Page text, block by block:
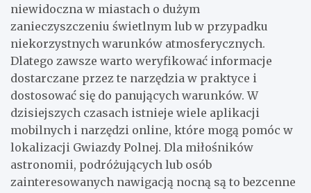
niewidoczna w miastach o dużym
zanieczyszczeniu świetlnym lub w przypadku
niekorzystnych warunków atmosferycznych.
Dlatego zawsze warto weryfikować informacje
dostarczane przez te narzędzia w praktyce i
dostosować się do panujących warunków. W
dzisiejszych czasach istnieje wiele aplikacji
mobilnych i narzędzi online, które mogą pomóc w
lokalizacji Gwiazdy Polnej. Dla miłośników
astronomii, podróżujących lub osób
zainteresowanych nawigacją nocną są to bezcenne